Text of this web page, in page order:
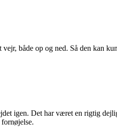
både op og ned. Så den kan
igen. Det har været en rigtig